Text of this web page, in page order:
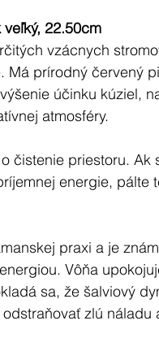
veľký, 22.50cm
vzácnych
Má prírodný červený
účinku kúziel,
atmosféry.
čistenie priestoru. Ak
energie, pálte
praxi a je
Vôňa
sa, že šalviový
zlú náladu